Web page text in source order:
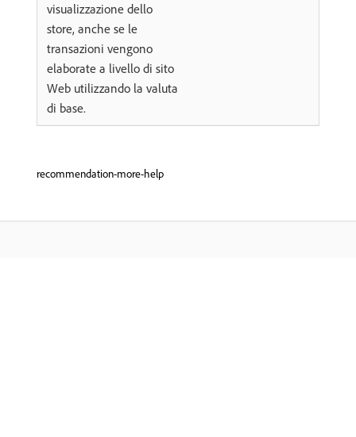
visualizzazione dello
store, anche se le
transazioni vengono
elaborate a livello di sito
Web utilizzando la valuta
di base.
recommendation-more-help